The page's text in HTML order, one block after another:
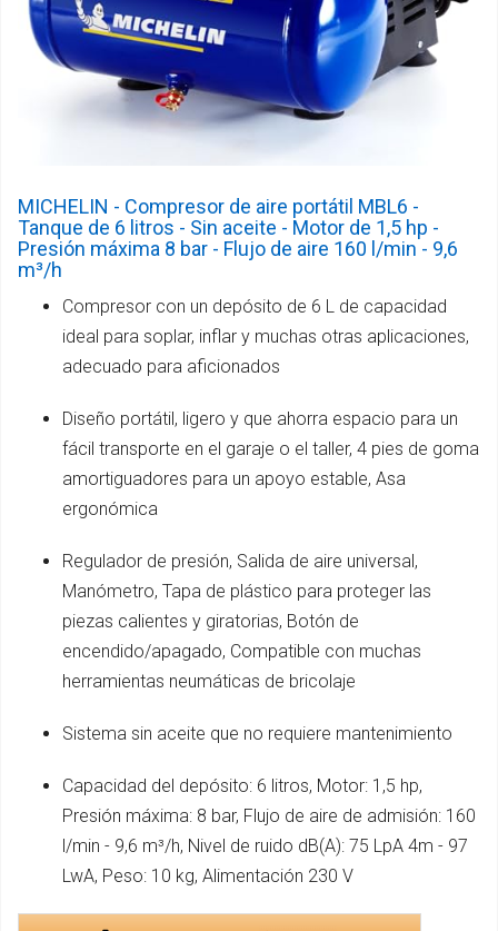
MICHELIN - Compresor de aire portátil MBL6 -
Tanque de 6 litros - Sin aceite - Motor de 1,5 hp -
Presión máxima 8 bar - Flujo de aire 160 l/min - 9,6
m³/h
Compresor con un depósito de 6 L de capacidad
ideal para soplar, inflar y muchas otras aplicaciones,
adecuado para aficionados
Diseño portátil, ligero y que ahorra espacio para un
fácil transporte en el garaje o el taller, 4 pies de goma
amortiguadores para un apoyo estable, Asa
ergonómica
Regulador de presión, Salida de aire universal,
Manómetro, Tapa de plástico para proteger las
piezas calientes y giratorias, Botón de
encendido/apagado, Compatible con muchas
herramientas neumáticas de bricolaje
Sistema sin aceite que no requiere mantenimiento
Capacidad del depósito: 6 litros, Motor: 1,5 hp,
Presión máxima: 8 bar, Flujo de aire de admisión: 160
l/min - 9,6 m³/h, Nivel de ruido dB(A): 75 LpA 4m - 97
LwA, Peso: 10 kg, Alimentación 230 V